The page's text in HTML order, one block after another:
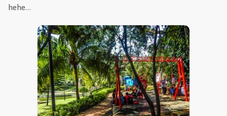
hehe…